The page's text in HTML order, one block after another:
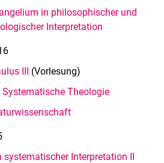
in philosophischer und
Interpretation
III (Vorlesung)
Theologie
systematischer Interpretation II